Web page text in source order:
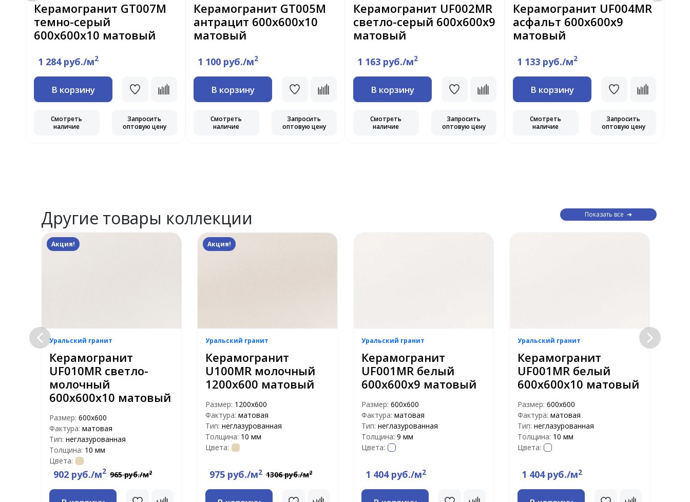
Керамогранит GT007M
темно-серый
600х600х10 матовый
1 284 руб./м2
В корзину
Смотреть
наличие
Запросить
оптовую цену
Керамогранит GT005M
антрацит 600х600х10
матовый
1 100 руб./м2
В корзину
Смотреть
наличие
Запросить
оптовую цену
Керамогранит UF002MR
светло-серый 600х600х9
матовый
1 163 руб./м2
В корзину
Смотреть
наличие
Запросить
оптовую цену
Керамогранит UF004MR
асфальт 600x600x9
матовый
1 133 руб./м2
В корзину
Смотреть
наличие
Запросить
оптовую цену
Другие товары коллекции Показать все
Акция!
Уральский гранит
Керамогранит
UF010MR светло-
молочный
600х600х10 матовый
Размер: 600х600
Фактура: матовая
Тип: неглазурованная
Толщина: 10 мм
Цвета:
902 руб./м2 965 руб./м2
Акция!
Уральский гранит
Керамогранит
U100MR молочный
1200х600 матовый
Размер: 1200х600
Фактура: матовая
Тип: неглазурованная
Толщина: 10 мм
Цвета:
975 руб./м2 1306 руб./м2
Уральский гранит
Керамогранит
UF001MR белый
600х600х9 матовый
Размер: 600х600
Фактура: матовая
Тип: неглазурованная
Толщина: 9 мм
Цвета:
1 404 руб./м2
Уральский гранит
Керамогранит
UF001MR белый
600х600х10 матовый
Размер: 600х600
Фактура: матовая
Тип: неглазурованная
Толщина: 10 мм
Цвета:
1 404 руб./м2